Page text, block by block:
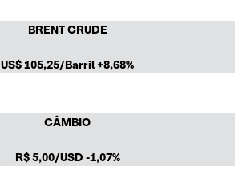
BRENT CRUDE
US$105,25/Barril +8,68%
CÂMBIO
R$5,00/USD -1,07%